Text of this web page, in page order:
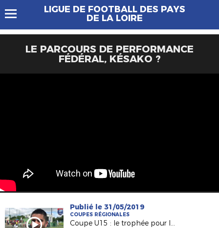
LIGUE DE FOOTBALL DES PAYS
DE LA LOIRE
LE PARCOURS DE PERFORMANCE
FÉDÉRAL, KÉSAKO ?
Publié le 31/05/2019
COUPES RÉGIONALES
Coupe U15 : le trophée pour le FC Nantes de Maxime Baty